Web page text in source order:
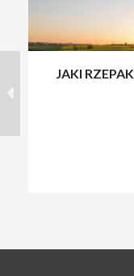
JAKI